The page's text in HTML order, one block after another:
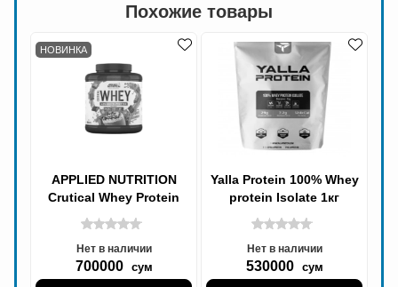
Похожие товары
НОВИНКА
APPLIED NUTRITION
Crutical Whey Protein
2kg 67 проций
Нет в наличии
700000 сум
Yalla Protein 100% Whey
protein Isolate 1кг
Нет в наличии
530000 сум